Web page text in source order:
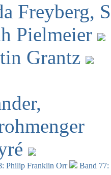
Freyberg,
Pielmeier
Grantz
Philip Franklin Orr
Band